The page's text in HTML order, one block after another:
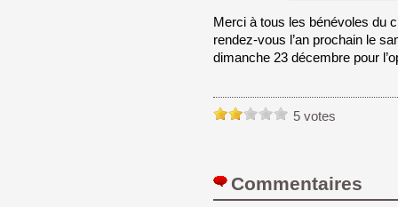
Merci à tous les bénévoles du
rendez-vous l’an prochain le
dimanche 23 décembre pour
5 votes
Commentaires